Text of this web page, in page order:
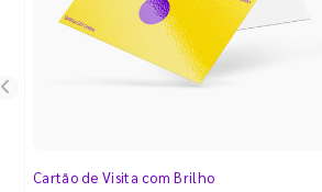
Cartão de Visita com Brilho